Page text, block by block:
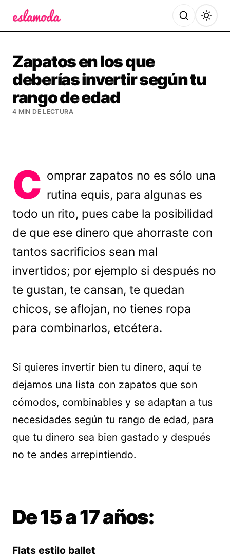
Zapatos en los que
deberías invertir según tu
rango de edad
4 MIN DE LECTURA
C omprar zapatos no es sólo una
rutina equis, para algunas es
todo un rito, pues cabe la posibilidad
de que ese dinero que ahorraste con
tantos sacrificios sean mal
invertidos; por ejemplo si después no
te gustan, te cansan, te quedan
chicos, se aflojan, no tienes ropa
para combinarlos, etcétera.
Si quieres invertir bien tu dinero, aquí te
dejamos una lista con zapatos que son
cómodos, combinables y se adaptan a tus
necesidades según tu rango de edad, para
que tu dinero sea bien gastado y después
no te andes arrepintiendo.
De 15 a 17 años:
Flats estilo ballet